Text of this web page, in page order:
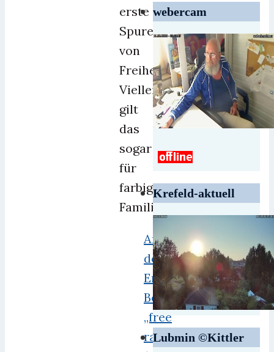
erste
Spuren
von
Freiheit.
Vielleicht
gilt
das
sogar
für
farbige
Familien?
Anhänger
der
Erziehungs-
Bewegung
„free
range“
webercam
Krefeld-aktuell
Lubmin ©Kittler